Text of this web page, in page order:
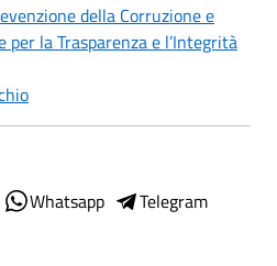
della Corruzione e
per la Trasparenza e l’Integrità
Whatsapp
Telegram